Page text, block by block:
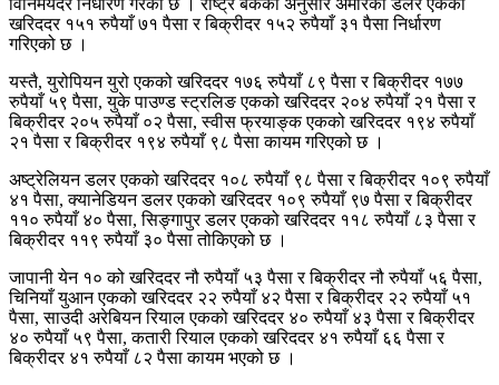
विनिमयदर निर्धारण गरेको छ । राष्ट्र बैंकका अनुसार अमेरिकी डलर एकको
खरिददर १५१ रुपैयाँ ७१ पैसा र बिक्रीदर १५२ रुपैयाँ ३१ पैसा निर्धारण
गरिएको छ ।
यस्तै, युरोपियन युरो एकको खरिददर १७६ रुपैयाँ ८९ पैसा र बिक्रीदर १७७
रुपैयाँ ५९ पैसा, युके पाउण्ड स्ट्रलिङ एकको खरिददर २०४ रुपैयाँ २१ पैसा र
बिक्रीदर २०५ रुपैयाँ ०२ पैसा, स्वीस फ्रयाङ्क एकको खरिददर १९४ रुपैयाँ
२१ पैसा र बिक्रीदर १९४ रुपैयाँ ९८ पैसा कायम गरिएको छ ।
अष्ट्रेलियन डलर एकको खरिददर १०८ रुपैयाँ ९८ पैसा र बिक्रीदर १०९ रुपैयाँ
४१ पैसा, क्यानेडियन डलर एकको खरिददर १०९ रुपैयाँ ९७ पैसा र बिक्रीदर
११० रुपैयाँ ४० पैसा, सिङ्गापुर डलर एकको खरिददर ११८ रुपैयाँ ८३ पैसा र
बिक्रीदर ११९ रुपैयाँ ३० पैसा तोकिएको छ ।
जापानी येन १० को खरिददर नौ रुपैयाँ ५३ पैसा र बिक्रीदर नौ रुपैयाँ ५६ पैसा,
चिनियाँ युआन एकको खरिददर २२ रुपैयाँ ४२ पैसा र बिक्रीदर २२ रुपैयाँ ५१
पैसा, साउदी अरेबियन रियाल एकको खरिददर ४० रुपैयाँ ४३ पैसा र बिक्रीदर
४० रुपैयाँ ५९ पैसा, कतारी रियाल एकको खरिददर ४१ रुपैयाँ ६६ पैसा र
बिक्रीदर ४१ रुपैयाँ ८२ पैसा कायम भएको छ ।